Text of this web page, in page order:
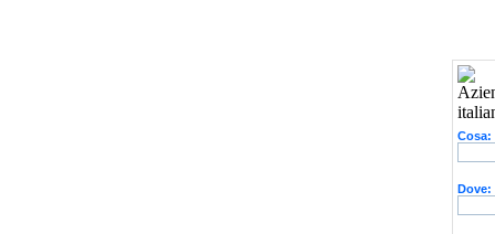
Cosa:
Dove: